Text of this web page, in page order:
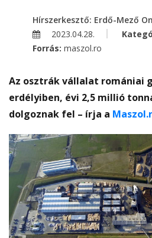
Hírszerkesztő: Erdő-Mező
2023.04.28.
Forrás: maszol.ro
Az osztrák vállalat romániai
erdélyiben, évi 2,5 millió
dolgoznak fel – írja a